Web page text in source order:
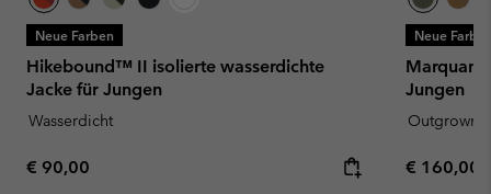
Neue Farben
Hikebound™ II isolierte wasserdichte
Jacke für Jungen
Wasserdicht
Regular price:
€ 90,00
Neue
Marquam
Jungen
Regular
€ 160,00